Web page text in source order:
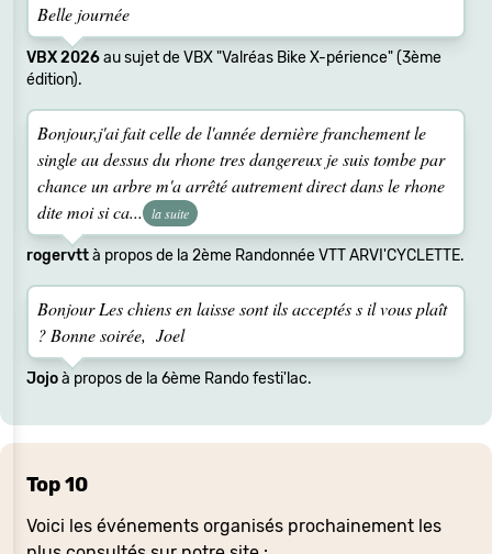
Belle journée
VBX 2026au sujet de VBX "Valréas Bike X-périence" (3ème
édition).
Bonjour,j'ai fait celle de l'année dernière franchement le
single au dessus du rhone tres dangereux je suis tombe par
chance un arbre m'a arrêté autrement direct dans le rhone
dite moi si ca...
la suite
rogervttà propos de la 2ème Randonnée VTT ARVI'CYCLETTE.
Bonjour Les chiens en laisse sont ils acceptés s il vous plaît
? Bonne soirée, Joel
Jojoà propos de la 6ème Rando festi'lac.
Top 10
Voici les événements organisés prochainement les